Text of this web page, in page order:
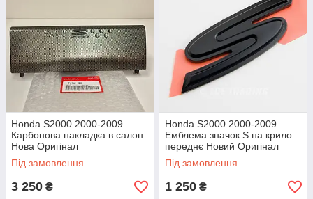
Honda S2000 2000-2009
Карбонова накладка в салон
Нова Оригінал
Під замовлення
3 250 ₴
Honda S2000 2000-2009
Емблема значок S на крило
переднє Новий Оригінал
Під замовлення
1 250 ₴